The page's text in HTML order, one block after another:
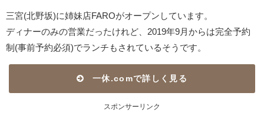
三宮(北野坂)に姉妹店FAROがオープンしています。
ディナーのみの営業だったけれど、2019年9月からは完全予約
制(事前予約必須)でランチもされているそうです。
一休.comで詳しく見る
スポンサーリンク